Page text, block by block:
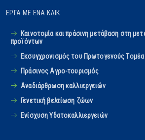
ΈΡΓΑ ΜΕ ΈΝΑ ΚΛΙΚ
Καινοτομία και πράσινη μετάβαση στη
προϊόντων
Εκσυγχρονισμός του Πρωτογενούς Tομέα
Πράσινος Αγρο-τουρισμός
Αναδιάρθρωση καλλιεργειών
Γενετική βελτίωση ζώων
Ενίσχυση Υδατοκαλλιεργειών